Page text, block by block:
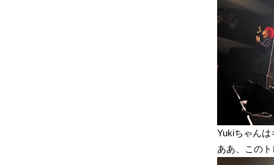
Yukiちゃん
ああ、この